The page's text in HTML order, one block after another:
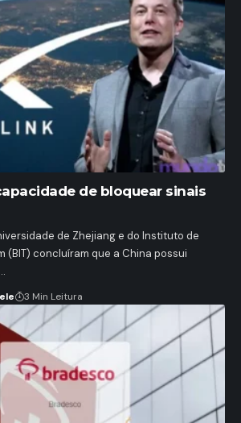
de bloquear sinais
de Zhejiang e do Instituto de
(BIT) concluíram que a China possui
3 Min Leitura